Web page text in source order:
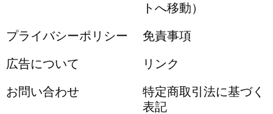
トへ移動）
プライバシーポリシー 免責事項
広告について リンク
お問い合わせ
特定商取引法に基づく
表記